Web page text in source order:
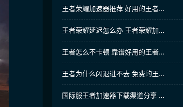
王者荣耀加速器推荐 好用的王者荣耀加速器分享
王者荣耀延迟怎么办 王者荣耀加速器选择推荐
王者怎么不卡顿 靠谱好用的王者加速器推荐
王者为什么闪退进不去 免费的王者加速器低延迟分享
国际服王者加速器下载渠道分享 热门的王者荣耀加速app有哪些